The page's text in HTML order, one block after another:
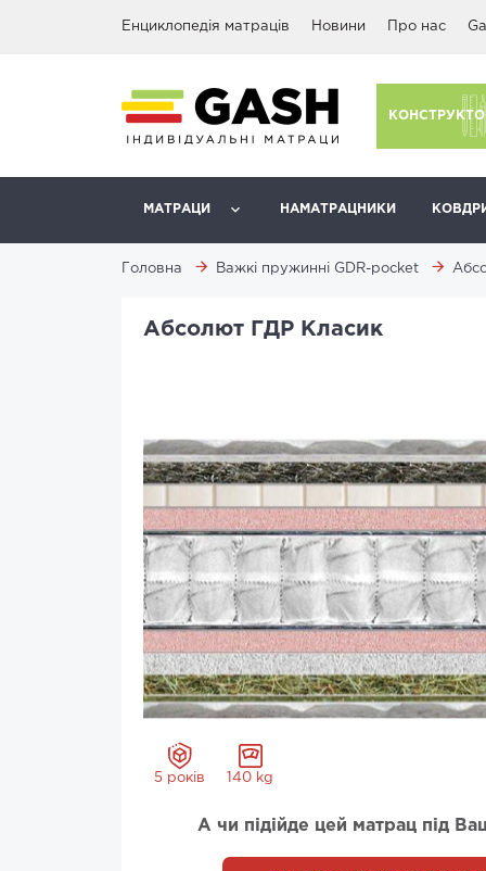
Енциклопедія матраців Новини Про нас
МАТРАЦИ НАМАТРАЦНИКИ
Головна Важкі пружинні GDR-pocket
Абсолют ГДР Класик
5 років 140 kg
А чи підійде цей матрац під